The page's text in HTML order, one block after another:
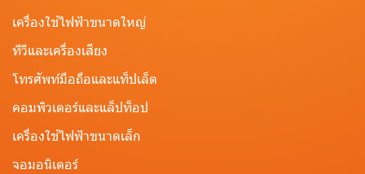
เครื่องใช้ไฟฟ้าขนาดใหญ่
ทีวีและเครื่องเสียง
โทรศัพท์มือถือและแท็ปเล็ต
คอมพิวเตอร์และแล็ปท็อป
เครื่องใช้ไฟฟ้าขนาดเล็ก
จอมอนิเตอร์